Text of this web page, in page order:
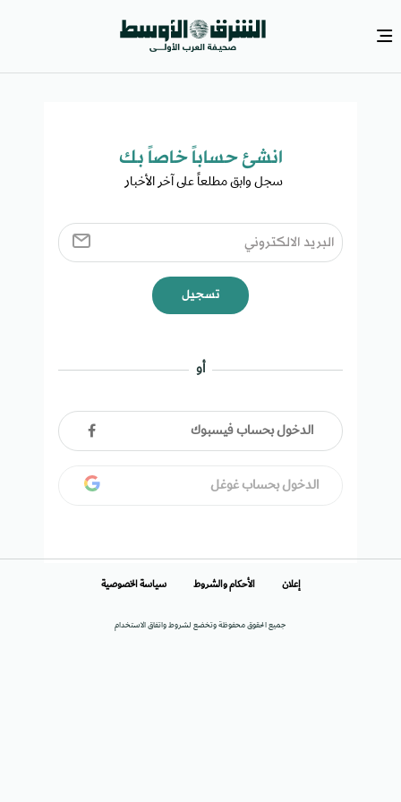
انشئ حساباً خاصاً بك​
سجل وابق مطلعاً على آخر الأخبار ​
تسجيل
أو
الدخول بحساب فيسبوك
الدخول بحساب غوغل
جميع الحقوق محفوظة وتخضع لشروط واتفاق الاستخدام
إعلان الأحكام والشروط سياسة الخصوصية